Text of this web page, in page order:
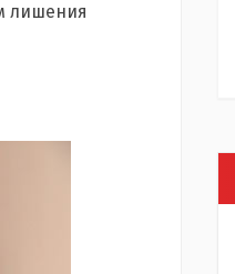
лишения